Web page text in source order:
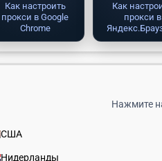
Как настроить
прокси в Google
Chrome
Как
прокси в
Нажмите
США
Нидерланды